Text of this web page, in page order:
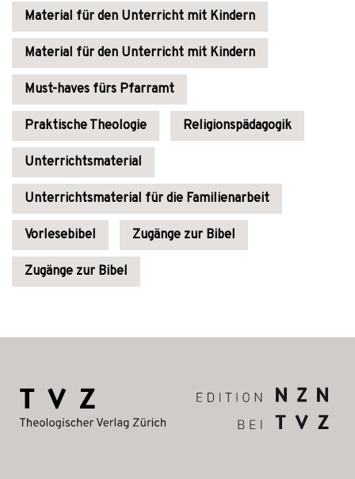
Material für den Unterricht mit Kindern
Material für den Unterricht mit Kindern
Must-haves fürs Pfarramt
Praktische Theologie Religionspädagogik
Unterrichtsmaterial
Unterrichtsmaterial für die Familienarbeit
Vorlesebibel Zugänge zur Bibel
Zugänge zur Bibel